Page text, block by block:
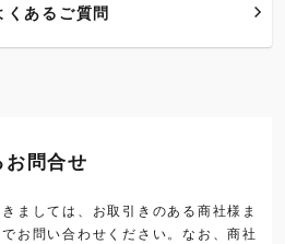
くあるご質問
問合せ
ましては、お取引きのある商社様ま
お問い合わせください。なお、商社